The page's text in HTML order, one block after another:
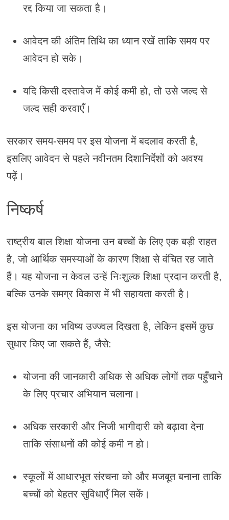
रद्द किया जा सकता है।
आवेदन की अंतिम तिथि का ध्यान रखें ताकि समय पर
आवेदन हो सके।
यदि किसी दस्तावेज में कोई कमी हो, तो उसे जल्द से
जल्द सही करवाएँ।
सरकार समय-समय पर इस योजना में बदलाव करती है,
इसलिए आवेदन से पहले नवीनतम दिशानिर्देशों को अवश्य
पढ़ें।
निष्कर्ष
राष्ट्रीय बाल शिक्षा योजना उन बच्चों के लिए एक बड़ी राहत
है, जो आर्थिक समस्याओं के कारण शिक्षा से वंचित रह जाते
हैं। यह योजना न केवल उन्हें निःशुल्क शिक्षा प्रदान करती है,
बल्कि उनके समग्र विकास में भी सहायता करती है।
इस योजना का भविष्य उज्ज्वल दिखता है, लेकिन इसमें कुछ
सुधार किए जा सकते हैं, जैसे:
योजना की जानकारी अधिक से अधिक लोगों तक पहुँचाने
के लिए प्रचार अभियान चलाना।
अधिक सरकारी और निजी भागीदारी को बढ़ावा देना
ताकि संसाधनों की कोई कमी न हो।
स्कूलों में आधारभूत संरचना को और मजबूत बनाना ताकि
बच्चों को बेहतर सुविधाएँ मिल सकें।